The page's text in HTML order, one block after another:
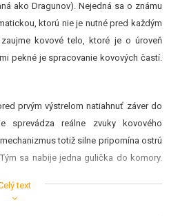
ako Dragunov). Nejedná sa o známu
ktorú nie je nutné pred každým
kovové telo, ktoré je o úroveň
pekné je spracovanie kovových častí.
prvým výstrelom natiahnuť záver do
sprevádza reálne zvuky kovového
totiž silne pripomína ostrú
sa nabije jedna gulička do komory.
"kopnutie" je v prípade tejto zbrane
text